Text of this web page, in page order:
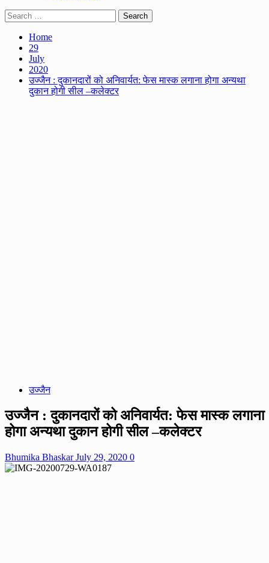
Search
for:
Home
29
July
2020
उज्जैन : दुकानदारों को अनिवार्यत: फेस मास्क लगाना होगा अन्यथा
दुकान होगी सील –कलेक्टर
उज्जैन
उज्जैन : दुकानदारों को अनिवार्यत: फेस मास्क लगाना
होगा अन्यथा दुकान होगी सील –कलेक्टर
Bhumika BhaskarJuly 29, 2020 0